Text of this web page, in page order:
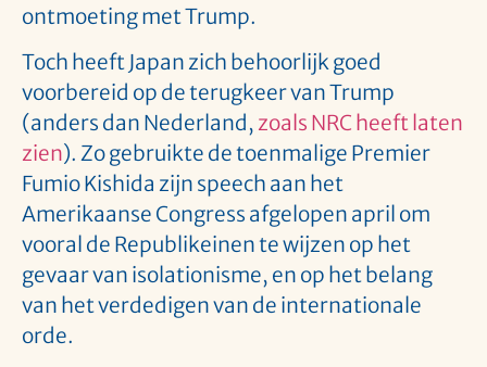
ontmoeting met Trump.
Toch heeft Japan zich behoorlijk goed
voorbereid op de terugkeer van Trump
(anders dan Nederland, zoals NRC heeft laten
zien). Zo gebruikte de toenmalige Premier
Fumio Kishida zijn speech aan het
Amerikaanse Congress afgelopen april om
vooral de Republikeinen te wijzen op het
gevaar van isolationisme, en op het belang
van het verdedigen van de internationale
orde.